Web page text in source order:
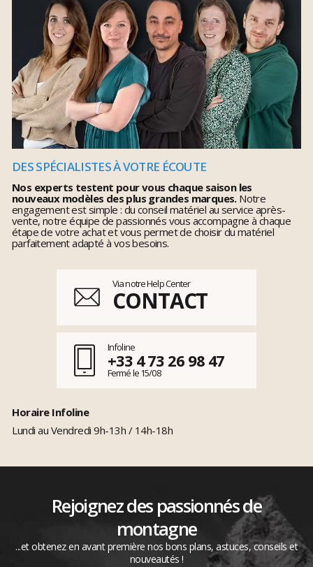
DES SPÉCIALISTES À VOTRE ÉCOUTE
Nos experts testent pour vous chaque saison les
nouveaux modèles des plus grandes marques.Notre
engagement est simple : du conseil matériel au service après-
vente, notre équipe de passionnés vous accompagne à chaque
étape de votre achat et vous permet de choisir du matériel
parfaitement adapté à vos besoins.
Via notre Help Center
CONTACT
Infoline
+33 4 73 26 98 47
Fermé le 15/08
Horaire Infoline
Lundi au Vendredi 9h-13h / 14h-18h
Rejoignez des passionnés de
montagne
...et obtenez en avant première nos bons plans, astuces, conseils et
nouveautés !